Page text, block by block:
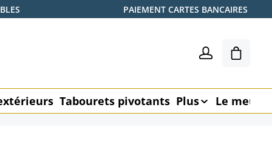
PAIEMENT CARTES BANCAIRES
Le
Tabourets pivotants Plus Le